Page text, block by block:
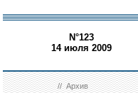
N°123
14 июля 2009
//Архив